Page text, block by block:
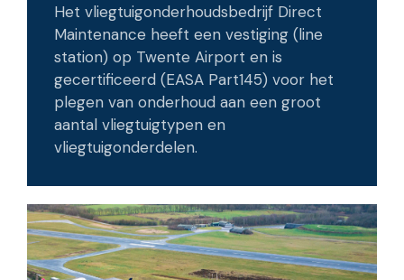
Het vliegtuigonderhoudsbedrijf Direct
Maintenance heeft een vestiging (line
station) op Twente Airport en is
gecertificeerd (EASA Part145) voor het
plegen van onderhoud aan een groot
aantal vliegtuigtypen en
vliegtuigonderdelen.